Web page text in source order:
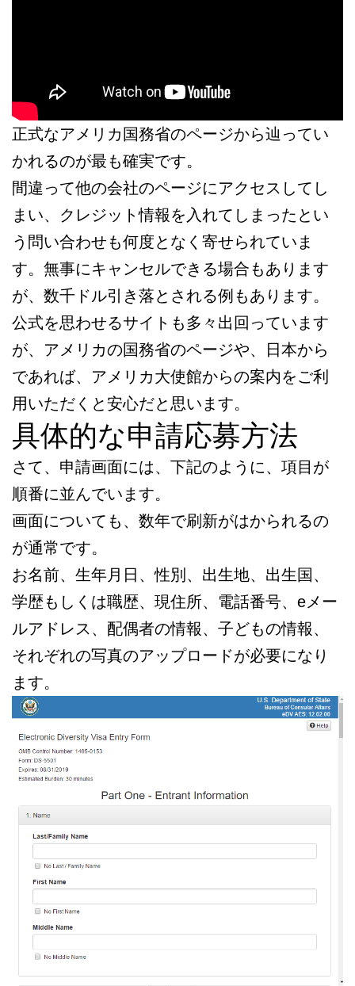
正式なアメリカ国務省のページから辿ってい
かれるのが最も確実です。
間違って他の会社のページにアクセスしてし
まい、クレジット情報を入れてしまったとい
う問い合わせも何度となく寄せられていま
す。無事にキャンセルできる場合もあります
が、数千ドル引き落とされる例もあります。
公式を思わせるサイトも多々出回っています
が、アメリカの国務省のページや、日本から
であれば、アメリカ大使館からの案内をご利
用いただくと安心だと思います。
具体的な申請応募方法
さて、申請画面には、下記のように、項目が
順番に並んでいます。
画面についても、数年で刷新がはかられるの
が通常です。
お名前、生年月日、性別、出生地、出生国、
学歴もしくは職歴、現住所、電話番号、eメー
ルアドレス、配偶者の情報、子どもの情報、
それぞれの写真のアップロードが必要になり
ます。